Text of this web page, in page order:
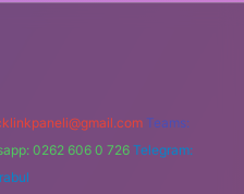
Teams:
0262 606 0 726 Telegram: